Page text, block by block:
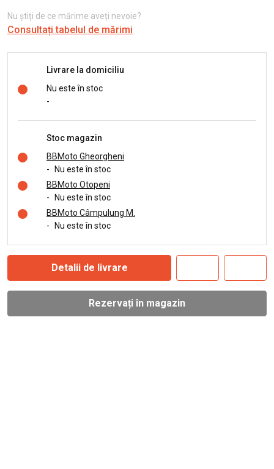
Nu știți de ce mărime aveți nevoie?
Consultați tabelul de mărimi
Livrare la domiciliu
Nu este în stoc
-
Stoc magazin
BBMoto Gheorgheni
-
Nu este în stoc
BBMoto Otopeni
-
Nu este în stoc
BBMoto Câmpulung M.
-
Nu este în stoc
Detalii de livrare
Rezervați în magazin